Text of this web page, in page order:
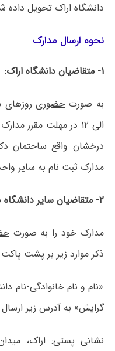
دانشگاه اراک تحویل داده
نحوه ارسال مدارک
۱- متقاضیان دانشگاه اراک:
به صورتحضوری
الی ۱۲ در مهلت مقرر
درخشان واقع ساختمان
مدارک ثبت نام به سایر
۲- متقاضیان سایر دانشگاه ها:
مدارک خود را به صورت
ذکر موارد زیر بر پشت پاکت
«نام و نام خانوادگی-نام
گرایش» به آدرس زیر ارسال
نشانی پستی: اراک،